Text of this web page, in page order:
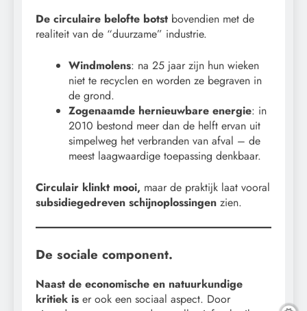
De circulaire belofte botst bovendien met de
realiteit van de “duurzame” industrie.
Windmolens: na 25 jaar zijn hun wieken
niet te recyclen en worden ze begraven in
de grond.
Zogenaamde hernieuwbare energie: in
2010 bestond meer dan de helft ervan uit
simpelweg het verbranden van afval – de
meest laagwaardige toepassing denkbaar.
Circulair klinkt mooi, maar de praktijk laat vooral
subsidiegedreven schijnoplossingen zien.
De sociale component.
Naast de economische en natuurkundige
kritiek is er ook een sociaal aspect. Door